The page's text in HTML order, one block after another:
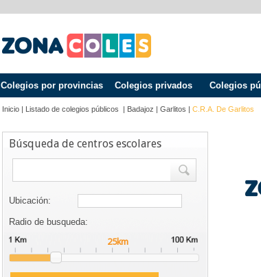
Colegios por provincias Colegios privados Colegios
Inicio | Listado de colegios públicos | Badajoz | Garlitos | C.R.A. De Garlitos
Búsqueda de centros escolares
Ubicación:
Radio de busqueda: